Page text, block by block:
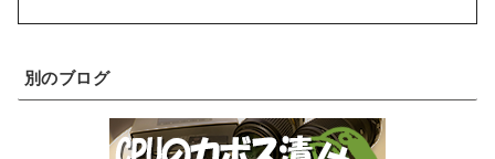
別のブログ